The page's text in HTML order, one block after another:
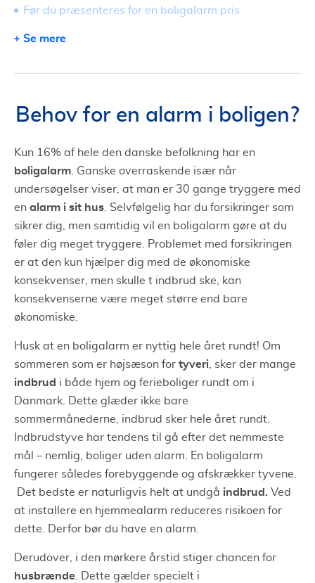
Behov for en alarm i boligen?
Kun 16% af hele den danske befolkning har en
boligalarm . Ganske overraskende især når
undersøgelser viser, at man er 30 gange tryggere med
en alarm i sit hus . Selvfølgelig har du forsikringer som
sikrer dig, men samtidig vil en boligalarm gøre at du
føler dig meget tryggere. Problemet med forsikringen
er at den kun hjælper dig med de økonomiske
konsekvenser, men skulle t indbrud ske, kan
konsekvenserne være meget større end bare
økonomiske.
Husk at en boligalarm er nyttig hele året rundt! Om
sommeren som er højsæson for tyveri , sker der mange
indbrud i både hjem og ferieboliger rundt om i
Danmark. Dette glæder ikke bare
sommermånederne, indbrud sker hele året rundt.
Indbrudstyve har tendens til gå efter det nemmeste
mål – nemlig, boliger uden alarm. En boligalarm
fungerer således forebyggende og afskrækker tyvene.
Det bedste er naturligvis helt at undgå indbrud. Ved
at installere en hjemmealarm reduceres risikoen for
dette. Derfor bør du have en alarm.
Derudover, i den mørkere årstid stiger chancen for
husbrænde . Dette gælder specielt i
Før du præsenteres for en boligalarm pris
Smart boligalarm
Forhindre vandskade
Brandalarm
Røgalarm
Vær forberedt på indbrud
Hvad skal der til for at vælge den bedste
boligalarm?
Boligalarm test
Derfor bør du have en boligalarm
Boligalarm uden abonnement?
Alarmselskaber
Verisure alarm
G4S
Telesikring
At vælge et alarmselskab
Se mere